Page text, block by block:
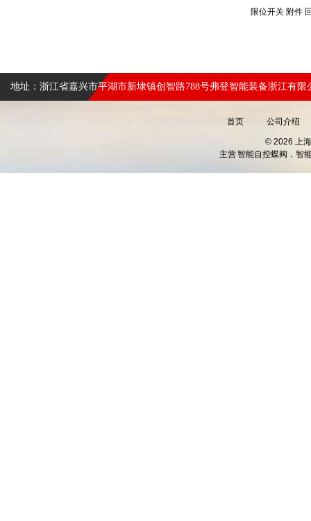
限位开关 附件
地址：浙江省嘉兴市平湖市新埭镇创智路788号弗登智能装备浙江有限
首页 公司介绍
© 2026 上
主营智能自控蝶阀，智